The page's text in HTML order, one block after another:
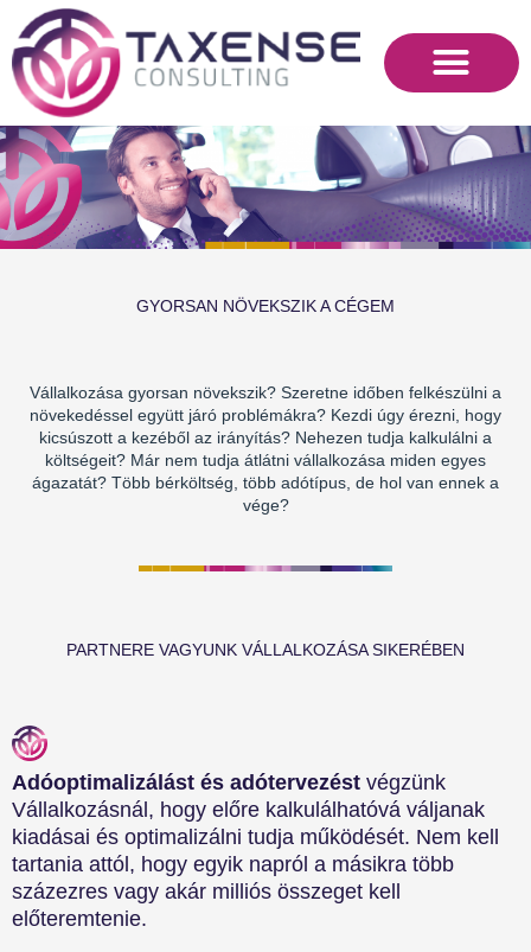
content
GYORSAN NÖVEKSZIK A CÉGEM
Vállalkozása gyorsan növekszik? Szeretne időben felkészülni a
növekedéssel együtt járó problémákra? Kezdi úgy érezni, hogy
kicsúszott a kezéből az irányítás? Nehezen tudja kalkulálni a
költségeit? Már nem tudja átlátni vállalkozása miden egyes
ágazatát? Több bérköltség, több adótípus, de hol van ennek a
vége?
PARTNERE VAGYUNK VÁLLALKOZÁSA SIKERÉBEN
Adóoptimalizálást és adótervezést végzünk
Vállalkozásnál, hogy előre kalkulálhatóvá váljanak
kiadásai és optimalizálni tudja működését. Nem kell
tartania attól, hogy egyik napról a másikra több
százezres vagy akár milliós összeget kell
előteremtenie.